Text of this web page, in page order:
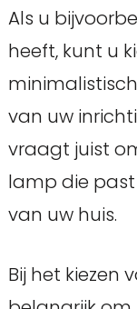
Als u
heeft, kunt u
van uw
vraagt juist
lamp die
van uw huis.
Bij het kiezen